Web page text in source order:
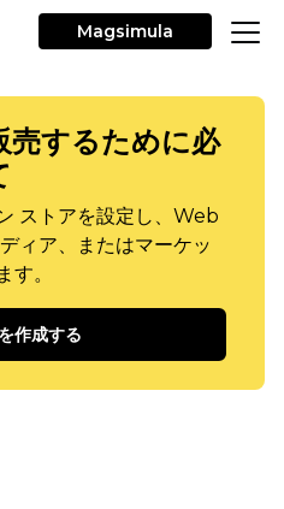
Magsimula
売するために必
ストアを設定し、Web
ィア、またはマーケッ
す。
作成する